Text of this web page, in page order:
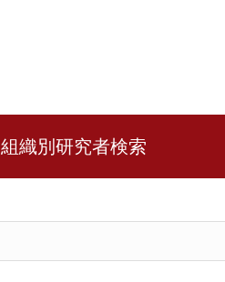
組織別研究者検索